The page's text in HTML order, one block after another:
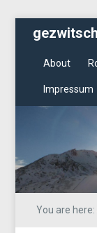
About
Impressum
You are here: